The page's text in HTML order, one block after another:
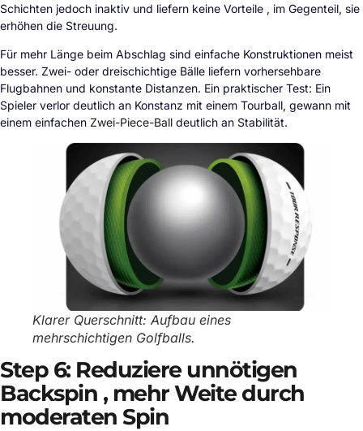
Schichten jedoch inaktiv und liefern keine Vorteile , im Gegenteil, sie
erhöhen die Streuung.
Für mehr Länge beim Abschlag sind einfache Konstruktionen meist
besser. Zwei- oder dreischichtige Bälle liefern vorhersehbare
Flugbahnen und konstante Distanzen. Ein praktischer Test: Ein
Spieler verlor deutlich an Konstanz mit einem Tourball, gewann mit
einem einfachen Zwei-Piece-Ball deutlich an Stabilität.
Klarer Querschnitt: Aufbau eines
mehrschichtigen Golfballs.
Step 6: Reduziere unnötigen
Backspin , mehr Weite durch
moderaten Spin